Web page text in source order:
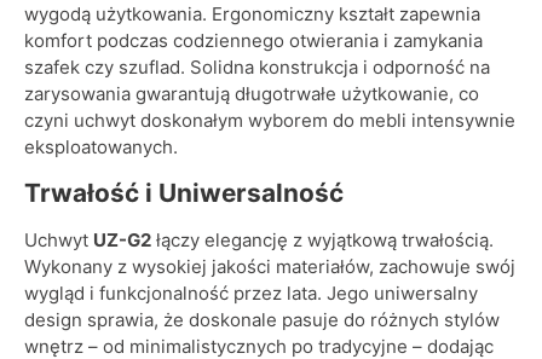
wygodą użytkowania. Ergonomiczny kształt zapewnia
komfort podczas codziennego otwierania i zamykania
szafek czy szuflad. Solidna konstrukcja i odporność na
zarysowania gwarantują długotrwałe użytkowanie, co
czyni uchwyt doskonałym wyborem do mebli intensywnie
eksploatowanych.
Trwałość i Uniwersalność
Uchwyt UZ-G2 łączy elegancję z wyjątkową trwałością.
Wykonany z wysokiej jakości materiałów, zachowuje swój
wygląd i funkcjonalność przez lata. Jego uniwersalny
design sprawia, że doskonale pasuje do różnych stylów
wnętrz – od minimalistycznych po tradycyjne – dodając